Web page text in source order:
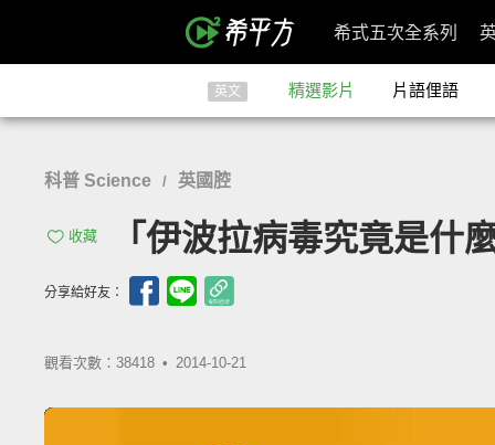
希式五次全系列
英文 精選影片 片語俚語
科普 Science / 英國腔
收藏 「伊波拉病毒究竟是
分享給好友：
觀看次數：38418 • 2014-10-21